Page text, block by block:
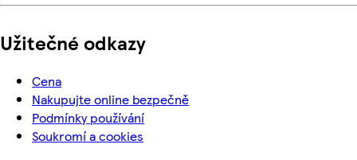
Užitečné odkazy
Cena
Nakupujte online bezpečně
Podmínky používání
Soukromí a cookies